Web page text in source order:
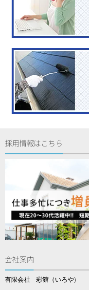
採用情報はこちら
会社案内
有限会社 彩館（いろや）